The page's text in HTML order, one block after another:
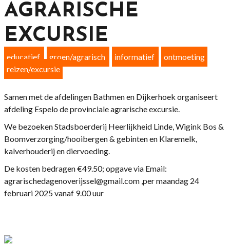
AGRARISCHE
EXCURSIE
educatief groen/agrarisch informatief
ontmoeting
reizen/excursie
Samen met de afdelingen Bathmen en Dijkerhoek organiseert
afdeling Espelo de provinciale agrarische excursie.
We bezoeken Stadsboerderij Heerlijkheid Linde, Wigink Bos &
Boomverzorging/hooibergen & gebinten en Klaremelk,
kalverhouderij en diervoeding.
De kosten bedragen €49.50; opgave via Email:
agrarischedagenoverijssel@gmail.com ,per maandag 24
februari 2025 vanaf 9.00 uur